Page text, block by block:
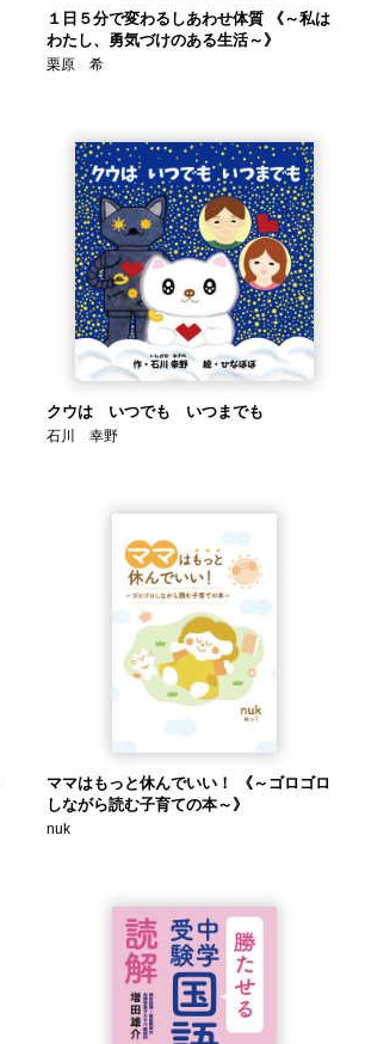
１日５分で変わるしあわせ体質 《～私は
わたし、勇気づけのある生活～》
栗原 希
クウは いつでも いつまでも
石川 幸野
ママはもっと休んでいい！ 《～ゴロゴロ
しながら読む子育ての本～》
nuk